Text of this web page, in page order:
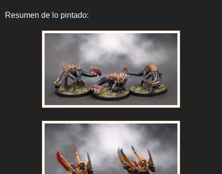
Resumen de lo pintado: